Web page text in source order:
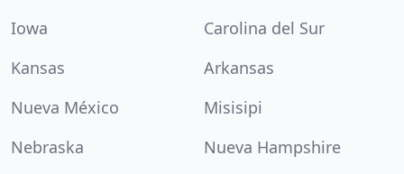
Iowa
Carolina del Sur
Kansas
Arkansas
Nueva México
Misisipi
Nebraska
Nueva Hampshire